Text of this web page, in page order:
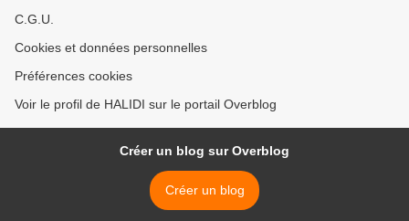
C.G.U.
Cookies et données personnelles
Préférences cookies
Voir le profil de HALIDI sur le portail Overblog
Créer un blog sur Overblog
Créer un blog